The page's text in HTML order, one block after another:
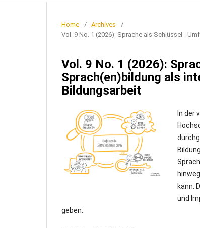
Home / Archives
/
Vol. 9 No. 1 (2026): Sprache als Schlüssel -
Vol. 9 No. 1 (2026):
Sprach(en)bildung als
Bildungsarbeit
In der
kann.
und
geben.